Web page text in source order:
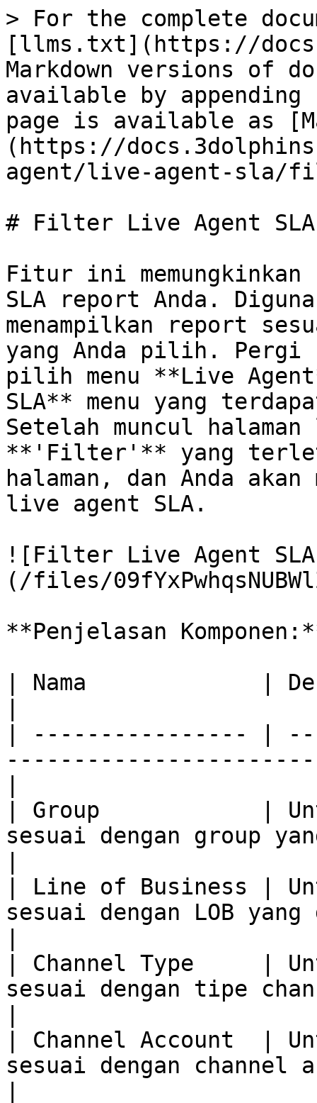
> For the complete
[llms.txt](https://
Markdown versions of
available by
page is available as
(https://
agent/live-agent-sla/
# Filter Live Agent SLA
Fitur ini
SLA report Anda.
menampilkan report
yang Anda pilih.‌ Pergi ke halaman **Analytic**,
pilih menu **Live
SLA** menu yang
Setelah muncul
**'Filter'** yang
halaman, dan Anda
live agent SLA.
![Filter Live Agent
(/files/
**Penjelasan
| Nama             |
| ---------------- |
| Group            |
sesuai dengan group
| Line of Business |
sesuai dengan LOB
| Channel Type     |
sesuai dengan tipe
| Channel Account  |
sesuai dengan